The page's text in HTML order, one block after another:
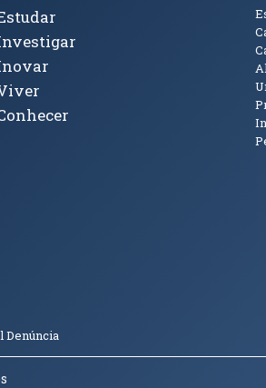
nova janela)
em nova janela)
Principais
nova janela)
Denúncia